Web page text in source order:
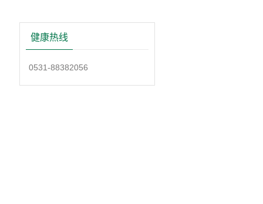
健康热线
0531-88382056